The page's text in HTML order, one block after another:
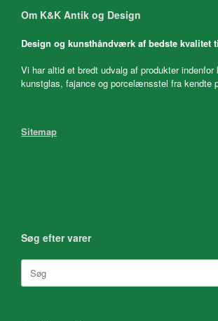
Om K&K Antik og Design
Design og kunsthåndværk af bedste kvalitet
Vi har altid et bredt udvalg af produkter
kunstglas, fajance og porcelænsstel fra kendte
Sitemap
Søg efter varer
efter: